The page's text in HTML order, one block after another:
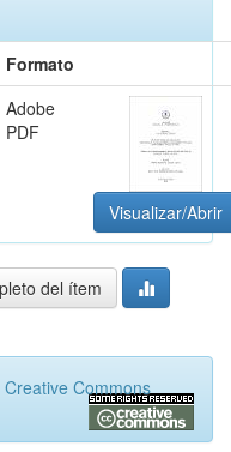
Formato
Adobe
PDF
Visualizar/Abrir
del ítem
Commons